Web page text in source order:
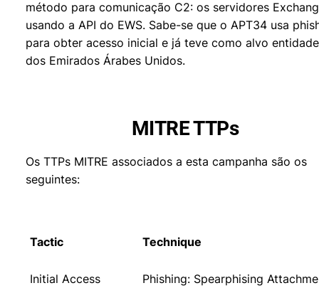
método para comunicação C2: os servidores
usando a API do EWS. Sabe-se que o APT34 usa
para obter acesso inicial e já teve como alvo
dos Emirados Árabes Unidos.
MITRE TTPs
Os TTPs MITRE associados a esta campanha são os
seguintes:
Tactic Technique
Initial Access
Phishing: Spearphising